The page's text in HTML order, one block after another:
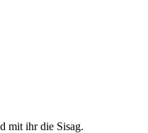
mit ihr die Sisag.